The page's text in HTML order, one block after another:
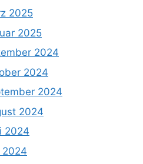
2025
2025
2024
2024
2024
2024
2024
2024